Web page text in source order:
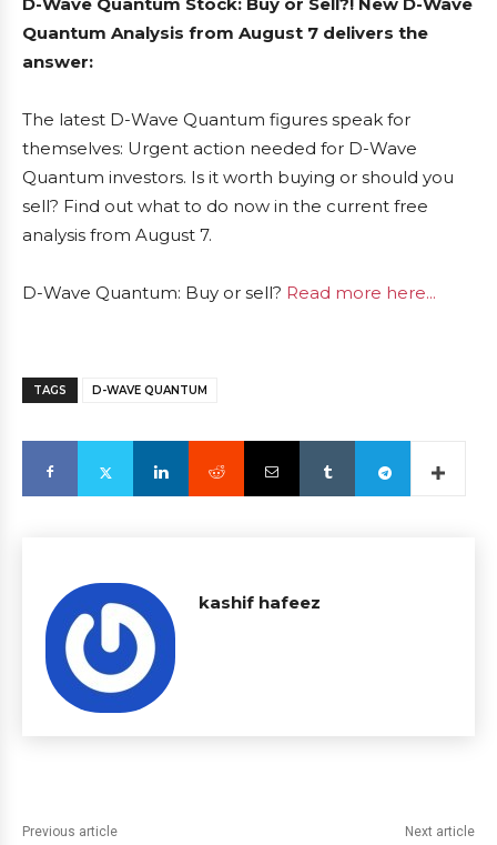
Quantum Analysis from August 7 delivers the
answer:
The latest D-Wave Quantum figures speak for
themselves: Urgent action needed for D-Wave
Quantum investors. Is it worth buying or should you
sell? Find out what to do now in the current free
analysis from August 7.
D-Wave Quantum: Buy or sell? Read more here...
TAGS D-WAVE QUANTUM
kashif hafeez
Previous article Next article